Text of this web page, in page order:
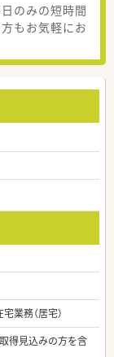
のみの短時間
もお気軽にお
業務（居宅）
得見込みの方を含